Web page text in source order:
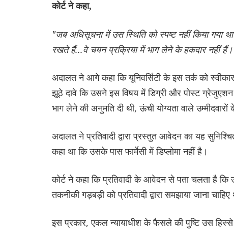
कोर्ट ने कहा,
"जब अधिसूचना में उस स्थिति को स्पष्ट नहीं किया गया
रखते हैं...वे चयन प्रक्रिया में भाग लेने के हकदार नहीं
अदालत ने आगे कहा कि यूनिवर्सिटी के इस तर्क को
झूठे दावे कि उसने इस विषय में डिग्री और पोस्ट ग्रेजुएशन
भाग लेने की अनुमति दी थी, ऊंची योग्यता वाले
अदालत ने प्रतिवादी द्वारा प्रस्तुत आवेदन का यह
कहा था कि उसके पास फार्मेसी में डिप्लोमा नहीं है।
कोर्ट ने कहा कि प्रतिवादी के आवेदन से पता चलता है
तकनीकी गड़बड़ी को प्रतिवादी द्वारा समझाया जाना
इस प्रकार, एकल न्यायाधीश के फैसले की पुष्टि उस